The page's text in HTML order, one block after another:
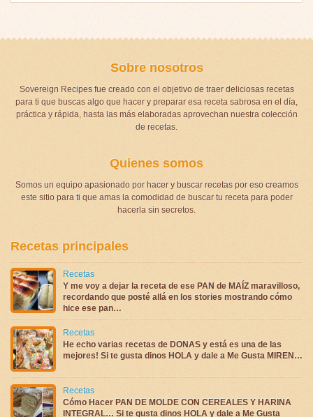
Sobre nosotros
Sovereign Recipes fue creado con el objetivo de traer deliciosas recetas
para ti que buscas algo que hacer y preparar esa receta sabrosa en el día,
práctica y rápida, hasta las más elaboradas aprovechan nuestra colección
de recetas.
Quienes somos
Somos un equipo apasionado por hacer y buscar recetas por eso creamos
este sitio para ti que amas la comodidad de buscar tu receta para poder
hacerla sin secretos.
Recetas principales
Recetas
Y me voy a dejar la receta de ese PAN de MAÍZ maravilloso,
recordando que posté allá en los stories mostrando cómo
hice ese pan…
Recetas
He echo varias recetas de DONAS y está es una de las
mejores! Si te gusta dinos HOLA y dale a Me Gusta MIREN…
Recetas
Cómo Hacer PAN DE MOLDE CON CEREALES Y HARINA
INTEGRAL… Si te gusta dinos HOLA y dale a Me Gusta